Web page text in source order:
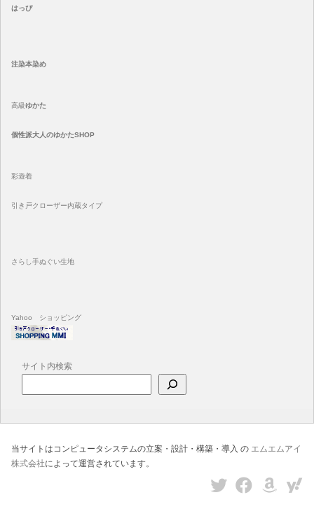
はっぴ
注染本染め
高級ゆかた
個性派大人のゆかたSHOP
彩遊着
引き戸クローザー内蔵タイプ
さらし手ぬぐい生地
Yahoo ショッピング
サイト内検索
当サイトはコンピュータシステムの立案・設計・構築・導入 の エムエムアイ
株式会社によって運営されています。